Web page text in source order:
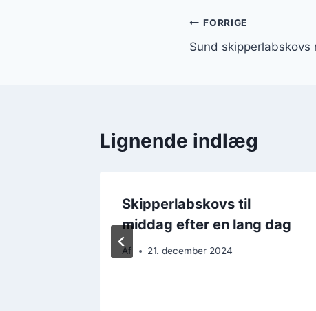
FORRIGE
Sund skipperlabskovs
Lignende indlæg
Skipperlabskovs til
middag efter en lang dag
Af 21. december 2024